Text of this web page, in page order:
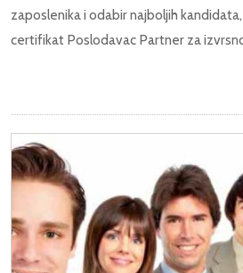
zaposlenika i odabir najboljih
certifikat Poslodavac Partner za